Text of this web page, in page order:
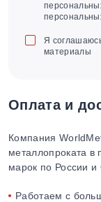
Я
материалы
Оплата и
Компания
металлопроката в
марок по России и
Работаем с